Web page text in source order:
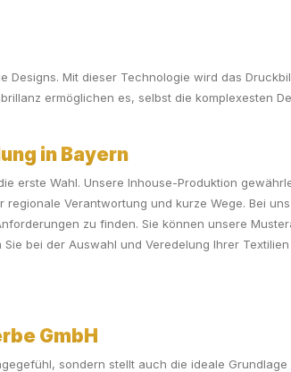
Mit dieser Technologie wird das
ermöglichen es, selbst die komplexesten
in Bayern
erste Wahl. Unsere Inhouse-Produktion
Verantwortung und kurze Wege. Bei
zu finden. Sie können unsere
bei der Auswahl und Veredelung Ihrer
GmbH
sondern stellt auch die ideale